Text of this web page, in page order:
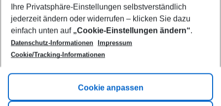
Footer
Footer navigation
Title A
Link A
Ihre Privatsphäre-Einstellungen selbstverständlich
jederzeit ändern oder widerrufen – klicken Sie dazu
einfach unten auf „Cookie-Einstellungen ändern“.
Datenschutz-Informationen
Impressum
Cookie/Tracking-Informationen
Cookie anpassen